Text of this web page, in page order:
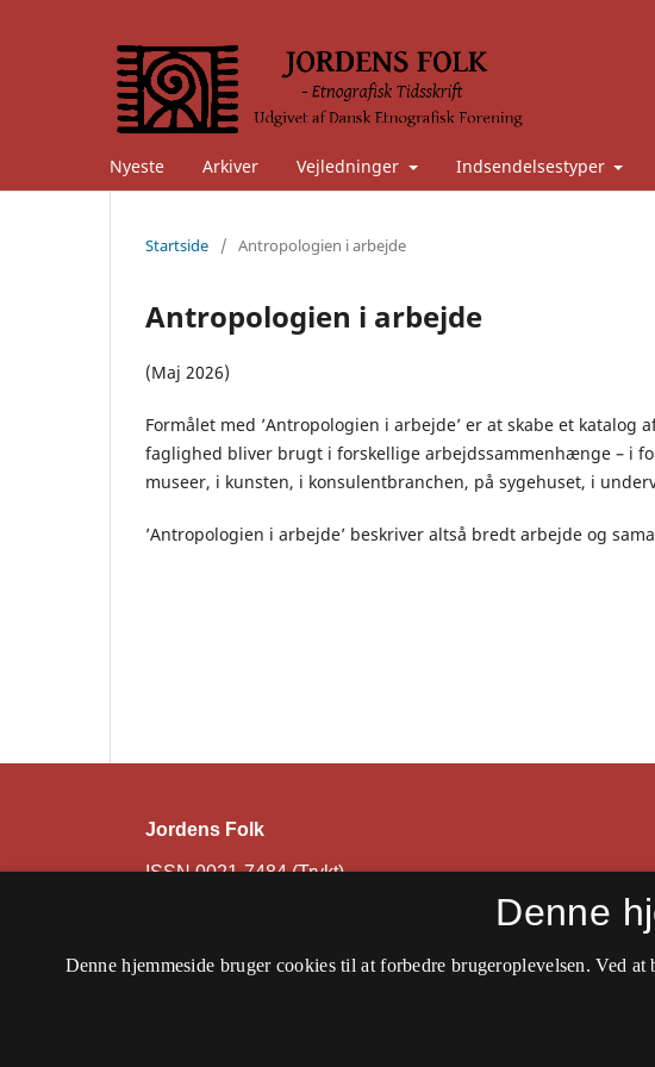
Nyeste Arkiver Vejledninger Indsendelsestyper
Startside / Antropologien i arbejde
Antropologien i arbejde
(Maj 2026)
Formålet med ’Antropologien i arbejde’ er at skabe et
faglighed bliver brugt i forskellige arbejdssammenhænge – i
museer, i kunsten, i konsulentbranchen, på sygehuset, i
’Antropologien i arbejde’ beskriver altså bredt arbejde og
Jordens Folk
ISSN 0021-7484 (Trykt)
Denne
Denne hjemmeside bruger cookies til at forbedre brugeroplevelsen. Ved